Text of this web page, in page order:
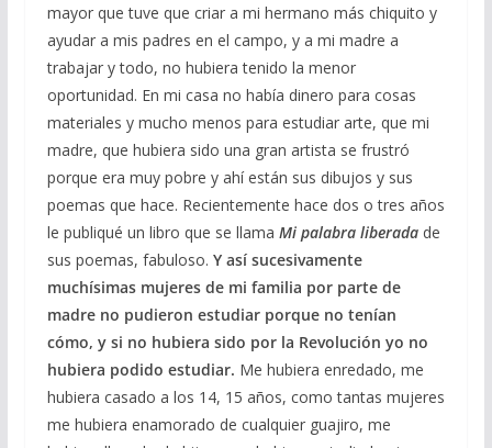
mayor que tuve que criar a mi hermano más chiquito y
ayudar a mis padres en el campo, y a mi madre a
trabajar y todo, no hubiera tenido la menor
oportunidad. En mi casa no había dinero para cosas
materiales y mucho menos para estudiar arte, que mi
madre, que hubiera sido una gran artista se frustró
porque era muy pobre y ahí están sus dibujos y sus
poemas que hace. Recientemente hace dos o tres años
le publiqué un libro que se llama Mi palabra liberadade
sus poemas, fabuloso. Y así sucesivamente
muchísimas mujeres de mi familia por parte de
madre no pudieron estudiar porque no tenían
cómo, y si no hubiera sido por la Revolución yo no
hubiera podido estudiar. Me hubiera enredado, me
hubiera casado a los 14, 15 años, como tantas mujeres
me hubiera enamorado de cualquier guajiro, me